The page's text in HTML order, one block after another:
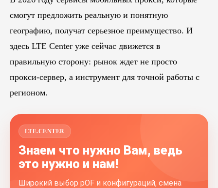
смогут предложить реальную и понятную
географию, получат серьезное преимущество. И
здесь LTE Center уже сейчас движется в
правильную сторону: рынок ждет не просто
прокси-сервер, а инструмент для точной работы с
регионом.
LTE.CENTER
Знаем что нужно Вам, ведь
это нужно и нам!
Широкий выбор pOF и конфигураций, смена